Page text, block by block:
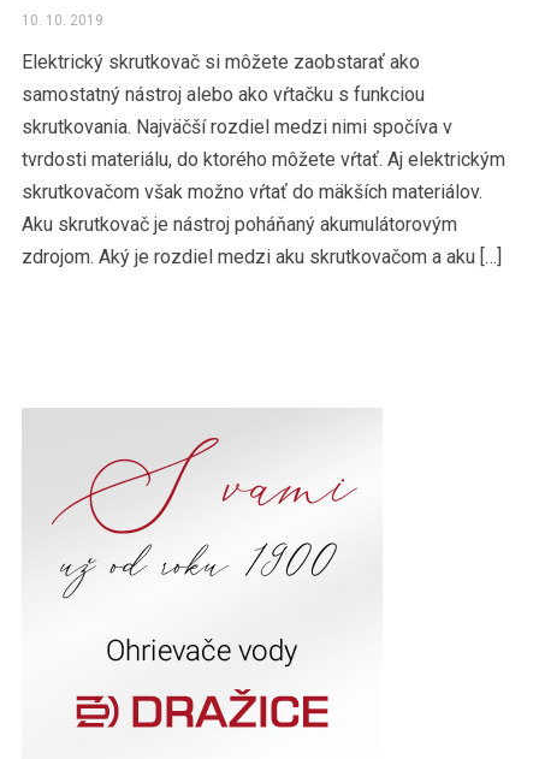
10. 10. 2019
Elektrický skrutkovač si môžete zaobstarať ako
samostatný nástroj alebo ako vŕtačku s funkciou
skrutkovania. Najväčší rozdiel medzi nimi spočíva v
tvrdosti materiálu, do ktorého môžete vŕtať. Aj elektrickým
skrutkovačom však možno vŕtať do mäkších materiálov.
Aku skrutkovač je nástroj poháňaný akumulátorovým
zdrojom. Aký je rozdiel medzi aku skrutkovačom a aku […]